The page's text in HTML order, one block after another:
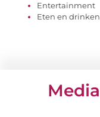
Entertainment
Eten en drinken
Media